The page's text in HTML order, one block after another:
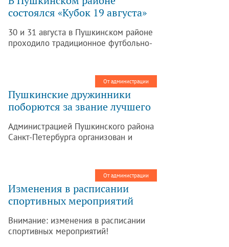
состоялся «Кубок 19 августа»
30 и 31 августа в Пушкинском районе
проходило традиционное футбольно-
От администрации
Пушкинские дружинники
поборются за звание лучшего
Администрацией Пушкинского района
Санкт-Петербурга организован и
Правительства Санкт-Петербурга на
звание «Лучшее общественное
объединение, участвующее в
обеспечении правопорядка в Санкт-
Санкт-Петербурга».
От администрации
Изменения в расписании
спортивных мероприятий
Внимание: изменения в расписании
спортивных мероприятий!